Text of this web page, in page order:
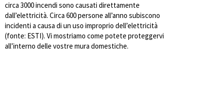
circa 3000 incendi sono causati direttamente
dall’elettricità. Circa 600 persone all’anno subiscono
incidenti a causa di un uso improprio dell’elettricità
(fonte: ESTI). Vi mostriamo come potete proteggervi
all’interno delle vostre mura domestiche.